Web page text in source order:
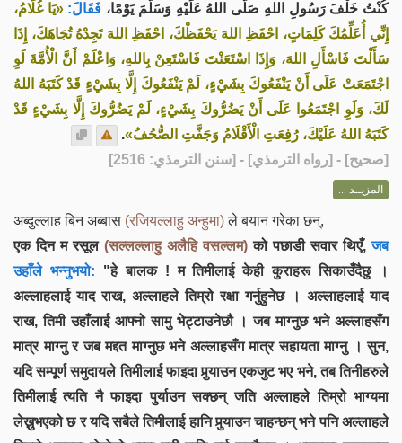
كُنْتُ خَلْفَ رَسُولِ اللهِ صَلَّى اللهُ عَلَيْهِ وَسَلَّمَ يَوْمًا، فَقَالَ: «يَا غُلَامُ،
إِنِّي أُعَلِّمُكَ كَلِمَاتٍ، احْفَظِ اللهَ يَحْفَظْكَ، احْفَظِ اللهَ تَجِدْهُ تُجَاهَكَ، إِذَا
سَأَلْتَ فَاسْأَلِ اللهَ، وَإِذَا اسْتَعَنْتَ فَاسْتَعِنْ بِاللهِ، وَاعْلَمْ أَنَّ الْأُمَّةَ لَوِ
اجْتَمَعَتْ عَلَى أَنْ يَنْفَعُوكَ بِشَيْءٍ، لَمْ يَنْفَعُوكَ إِلَّا بِشَيْءٍ قَدْ كَتَبَهُ اللهُ
لَكَ، وَلَوِ اجْتَمَعُوا عَلَى أَنْ يَضُرُّوكَ بِشَيْءٍ، لَمْ يَضُرُّوكَ إِلَّا بِشَيْءٍ قَدْ
كَتَبَهُ اللهُ عَلَيْكَ، رُفِعَتِ الْأَقْلَامُ وَجَفَّتِ الصُّحُفُ».
[صحيح] - [رواه الترمذي] - [سنن الترمذي: 2516]
المزيــد ...
अब्दुल्लाह बिन अब्बास (रजियल्लाहु अन्हुमा)ले बयान गरेका छन्,
एक दिन म रसूल (सल्लल्लाहु अलैहि वसल्लम) को पछाडी सवार थिएँ, जब
उहाँले भन्नुभयो: "हे बालक ! म तिमीलाई केही कुराहरू सिकाउँदैछु ।
अल्लाहलाई याद राख, अल्लाहले तिम्रो रक्षा गर्नुहुनेछ । अल्लाहलाई याद
राख, तिमी उहाँलाई आफ्नो सामु भेट्टाउनेछौ । जब माग्नुछ भने अल्लाहसँग
मात्र माग्नु र जब मद्दत माग्नुछ भने अल्लाहसँग मात्र सहायता माग्नु । सुन,
यदि सम्पूर्ण समुदायले तिमीलाई फाइदा पुर्‍याउन एकजुट भए भने, तब तिनीहरुले
तिमीलाई त्यति नै फाइदा पुर्याउन सक्छन् जति अल्लाहले तिम्रो भाग्यमा
लेख्नुभएको छ र यदि सबैले तिमीलाई हानि पुर्‍याउन चाहन्छन् भने पनि अल्लाहले